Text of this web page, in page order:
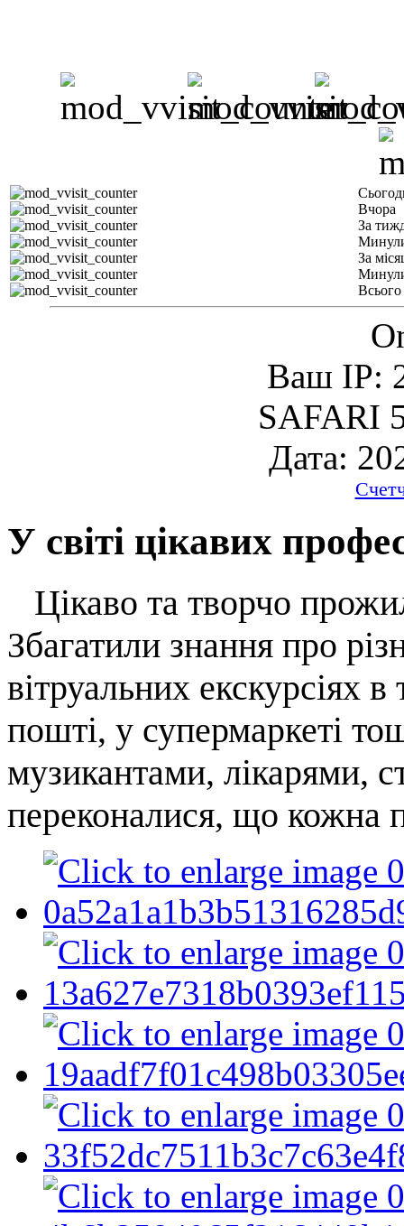
Вчора
За
За
Всього
Ваш IP:
SAFARI
Дата:
У світі цікавих
Цікаво та творчо
Збагатили знання про
вітруальних екскурсіях
пошті, у супермаркеті
музикантами, лікарями,
переконалися, що кожна